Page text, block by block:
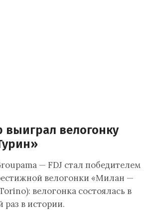
выиграл велогонку
— FDJ стал победителем
велогонки «Милан —
велогонка состоялась в
раз в истории.